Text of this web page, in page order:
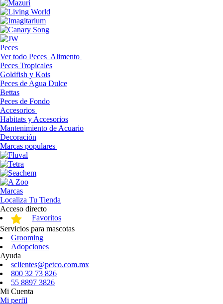
Peces
Ver todo Peces Alimento
Peces Tropicales
Goldfish y Kois
Peces de Agua Dulce
Bettas
Peces de Fondo
Accesorios
Habitats y Accesorios
Mantenimiento de Acuario
Decoración
Marcas populares
Marcas
Localiza Tu Tienda
Acceso directo
Favoritos
Servicios para mascotas
Grooming
Adopciones
Ayuda
sclientes@petco.com.mx
800 32 73 826
55 8897 3826
Mi Cuenta
Mi perfil